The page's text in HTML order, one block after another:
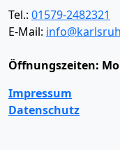
Tel.: 01579-2482321
E-Mail:
Öffnungszeiten:
Impressum
Datenschutz